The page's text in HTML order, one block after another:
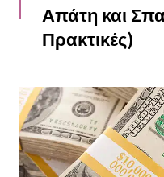
Απάτη και
Πρακτικές)